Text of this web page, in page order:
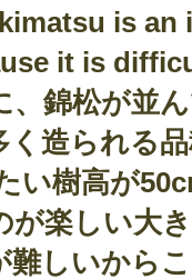
is an
it is
、錦松が並
く造られる
い樹高が
が楽しい大
難しいから